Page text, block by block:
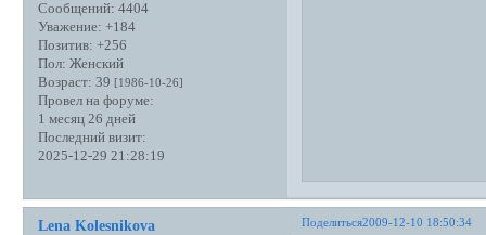
Сообщений: 4404
Уважение: +184
Позитив: +256
Пол: Женский
Возраст: 39 [1986-10-26]
Провел на форуме:
1 месяц 26 дней
Последний визит:
2025-12-29 21:28:19
Поделиться2009-12-10 18:50:34
Lena Kolesnikova